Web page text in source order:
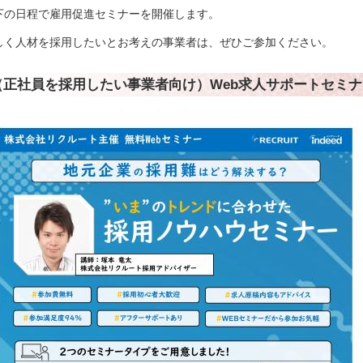
の日程で雇用促進セミナーを開催します。
く人材を採用したいとお考えの事業者は、ぜひご参加ください。
正社員を採用したい事業者向け）Web求人サポートセミ